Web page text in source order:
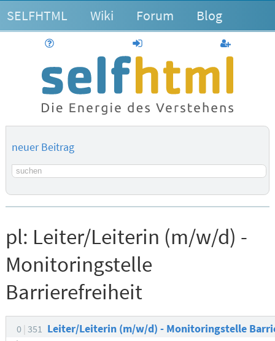
SELFHTML Wiki Forum Blog
anmelden
neuer Beitrag
Suchbegriff
pl: Leiter/Leiterin (m/w/d) -
Monitoringstelle
Barrierefreiheit
0 351 Leiter/Leiterin (m/w/d) - Monitoringstelle